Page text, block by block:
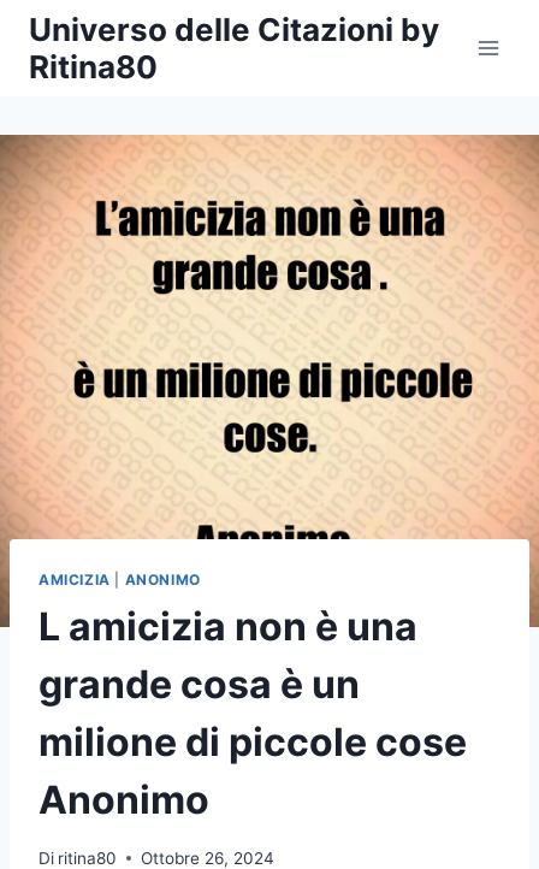
Salta
contenuto
Universo delle Citazioni by
Ritina80
AMICIZIA ANONIMO
L amicizia non è una
grande cosa è un
milione di piccole cose
Anonimo
Di ritina80 Ottobre 26, 2024